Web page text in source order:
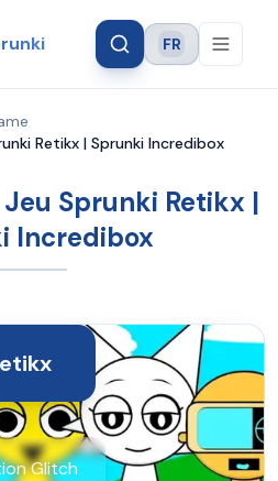
Language
FR
Retikx | Sprunki Incredibox
Sprunki Retikx |
Incredibox
Glitch